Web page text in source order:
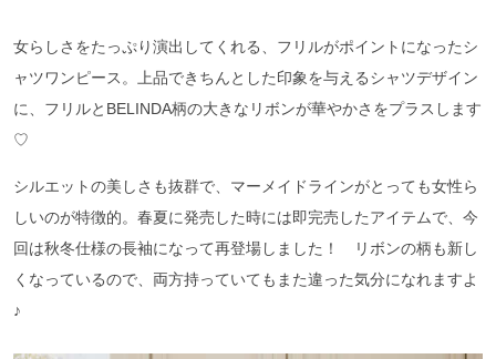
女らしさをたっぷり演出してくれる、フリルがポイントになったシ
ャツワンピース。上品できちんとした印象を与えるシャツデザイン
に、フリルとBELINDA柄の大きなリボンが華やかさをプラスします
♡
シルエットの美しさも抜群で、マーメイドラインがとっても女性ら
しいのが特徴的。春夏に発売した時には即完売したアイテムで、今
回は秋冬仕様の長袖になって再登場しました！ リボンの柄も新し
くなっているので、両方持っていてもまた違った気分になれますよ
♪